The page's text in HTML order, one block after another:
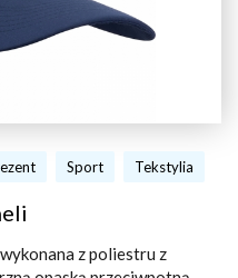
Sport Tekstylia
z poliestru z